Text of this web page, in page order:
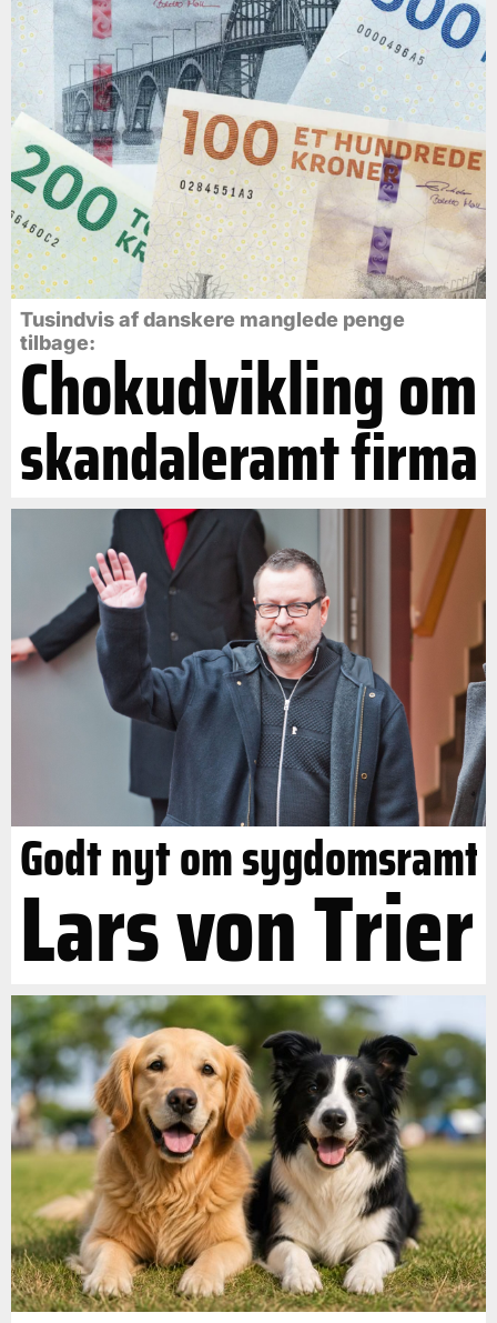
Tusindvis af danskere manglede penge
tilbage:
Chokudvikling om
skandaleramt firma
Godt nyt om sygdomsramt
Lars von Trier